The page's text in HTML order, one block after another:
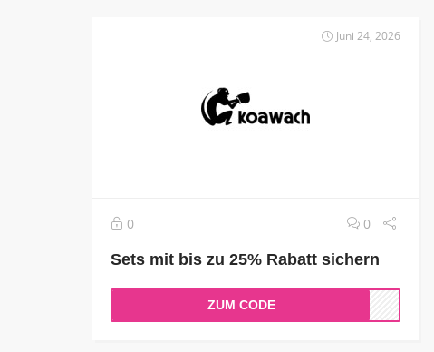
Juni 24, 2026
0 0
Sets mit bis zu 25% Rabatt sichern
ZUM CODE